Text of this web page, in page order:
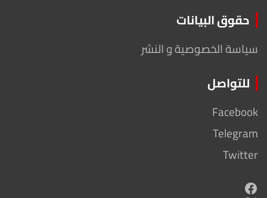
حقوق البيانات
سياسة الخصوصية و النشر
للتواصل
Facebook
Telegram
Twitter
Facebook